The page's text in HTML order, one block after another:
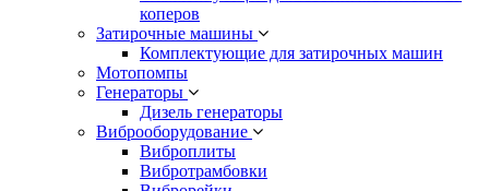
коперов
Затирочные машины
Комплектующие для затирочных машин
Мотопомпы
Генераторы
Дизель генераторы
Виброоборудование
Виброплиты
Вибротрамбовки